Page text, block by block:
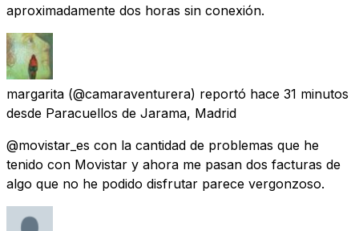
aproximadamente dos horas sin conexión.
margarita (@camaraventurera) reportó hace 31 minutos
desde Paracuellos de Jarama, Madrid
@movistar_es con la cantidad de problemas que he
tenido con Movistar y ahora me pasan dos facturas de
algo que no he podido disfrutar parece vergonzoso.